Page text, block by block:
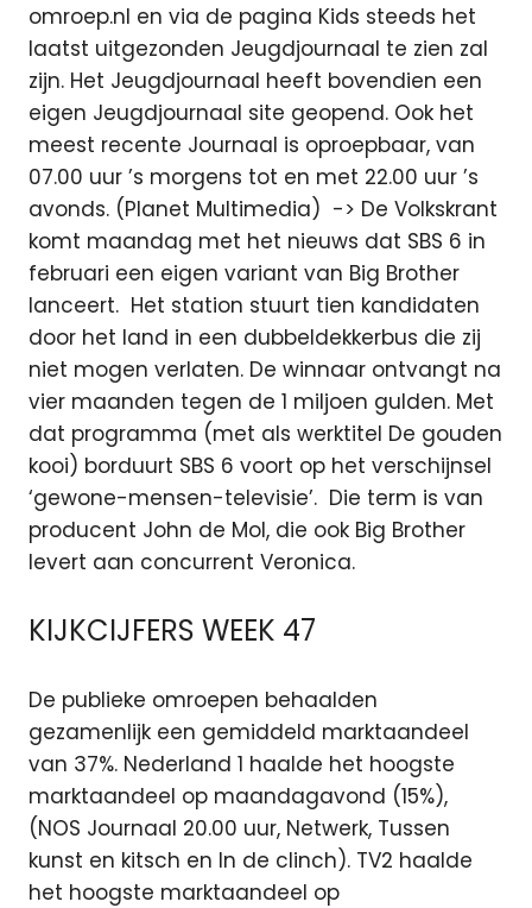
omroep.nl en via de pagina Kids steeds het
laatst uitgezonden Jeugdjournaal te zien zal
zijn. Het Jeugdjournaal heeft bovendien een
eigen Jeugdjournaal site geopend. Ook het
meest recente Journaal is oproepbaar, van
07.00 uur ’s morgens tot en met 22.00 uur ’s
avonds. (Planet Multimedia) -> De Volkskrant
komt maandag met het nieuws dat SBS 6 in
februari een eigen variant van Big Brother
lanceert. Het station stuurt tien kandidaten
door het land in een dubbeldekkerbus die zij
niet mogen verlaten. De winnaar ontvangt na
vier maanden tegen de 1 miljoen gulden. Met
dat programma (met als werktitel De gouden
kooi) borduurt SBS 6 voort op het verschijnsel
‘gewone-mensen-televisie’. Die term is van
producent John de Mol, die ook Big Brother
levert aan concurrent Veronica.
KIJKCIJFERS WEEK 47
De publieke omroepen behaalden
gezamenlijk een gemiddeld marktaandeel
van 37%. Nederland 1 haalde het hoogste
marktaandeel op maandagavond (15%),
(NOS Journaal 20.00 uur, Netwerk, Tussen
kunst en kitsch en In de clinch). TV2 haalde
het hoogste marktaandeel op